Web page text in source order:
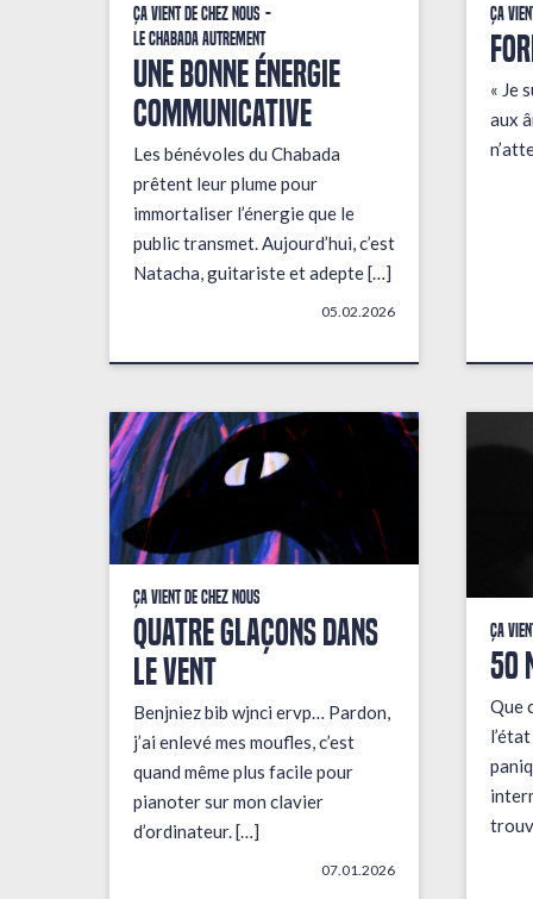
Ça vient de chez nous
Le Chabada autrement
une bonne énergie
communicative
Les bénévoles du Chabada
prêtent leur plume pour
immortaliser l’énergie que le
public transmet. Aujourd’hui, c’est
Natacha, guitariste et adepte […]
05.02.2026
Ça
« Je
aux
Ça vient de chez nous
QUATRE GLAÇONS DANS
LE VENT
Benjniez bib wjnci ervp… Pardon,
j’ai enlevé mes moufles, c’est
quand même plus facile pour
pianoter sur mon clavier
d’ordinateur. […]
07.01.2026
Ça
50
Que